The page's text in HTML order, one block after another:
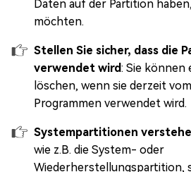
Daten auf der Partition
möchten.
Stellen Sie sicher, dass die
verwendet wird: Sie können
löschen, wenn sie derzeit
Programmen verwendet wird.
Systempartitionen
wie z.B. die System- oder
Wiederherstellungspartition,